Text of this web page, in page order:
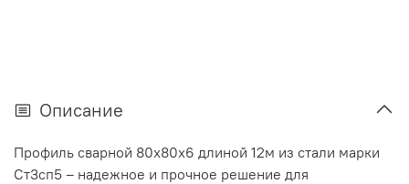
Описание
Профиль сварной 80х80х6 длиной 12м из стали марки
Ст3сп5 – надежное и прочное решение для